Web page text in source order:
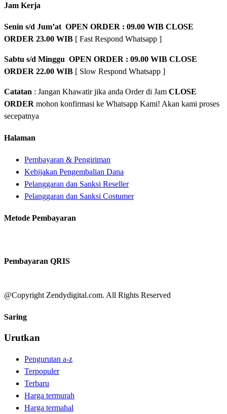
Jam Kerja
Senin s/d Jum’at OPEN ORDER : 09.00 WIB CLOSE
ORDER 23.00 WIB [ Fast Respond Whatsapp ]
Sabtu s/d Minggu OPEN ORDER : 09.00 WIB CLOSE
ORDER 22.00 WIB [ Slow Respond Whatsapp ]
Catatan : Jangan Khawatir jika anda Order di Jam CLOSE
ORDER mohon konfirmasi ke Whatsapp Kami! Akan kami proses
secepatnya
Halaman
Pembayaran & Pengiriman
Kebijakan Pengembalian Dana
Pelanggaran dan Sanksi Reseller
Pelanggaran dan Sanksi Costumer
Metode Pembayaran
Pembayaran QRIS
@Copyright Zendydigital.com. All Rights Reserved
Saring
Urutkan
Pengurutan a-z
Terpopuler
Terbaru
Harga termurah
Harga termahal